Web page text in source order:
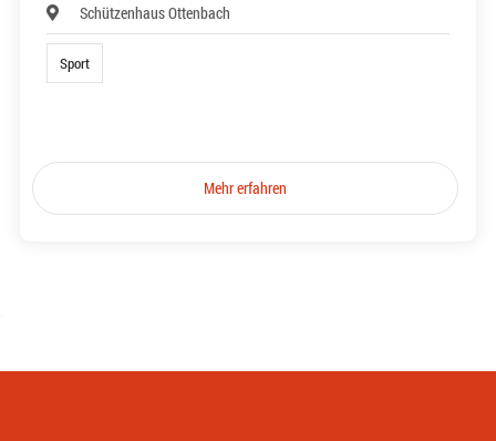
Schützenhaus Ottenbach
Sport
Mehr erfahren